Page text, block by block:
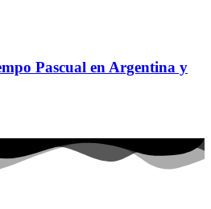
Pascual en Argentina y